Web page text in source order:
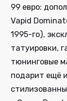
99 евро:
Vapid
1995-го),
татуировки,
тюнинговые
подарит ещё